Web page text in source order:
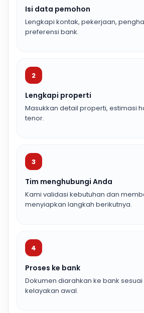
Isi data pemohon
Lengkapi kontak, pekerjaan,
preferensi bank.
2
Lengkapi properti
Masukkan detail properti, estimasi
tenor.
3
Tim menghubungi Anda
Kami validasi kebutuhan dan
menyiapkan langkah berikutnya.
4
Proses ke bank
Dokumen diarahkan ke bank
kelayakan awal.